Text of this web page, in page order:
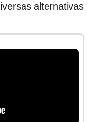
alternativas